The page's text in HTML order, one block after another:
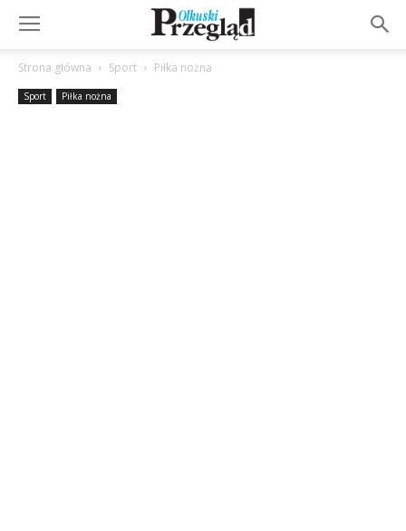
Strona główna Sport Piłka nożna
Sport Piłka nożna